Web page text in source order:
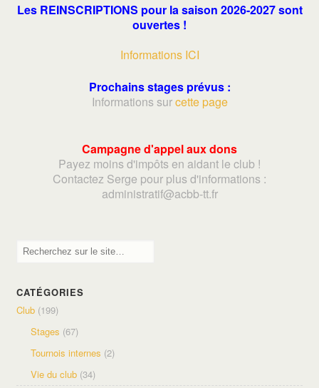
Les REINSCRIPTIONS pour la saison 2026-2027 sont
ouvertes !
Informations ICI
Prochains stages prévus :
Informations surcette page
Campagne d'appel aux dons
Payez moins d'impôts en aidant le club !
Contactez Serge pour plus d'informations :
administratif@acbb-tt.fr
CATÉGORIES
Club (199)
Stages (67)
Tournois internes (2)
Vie du club (34)